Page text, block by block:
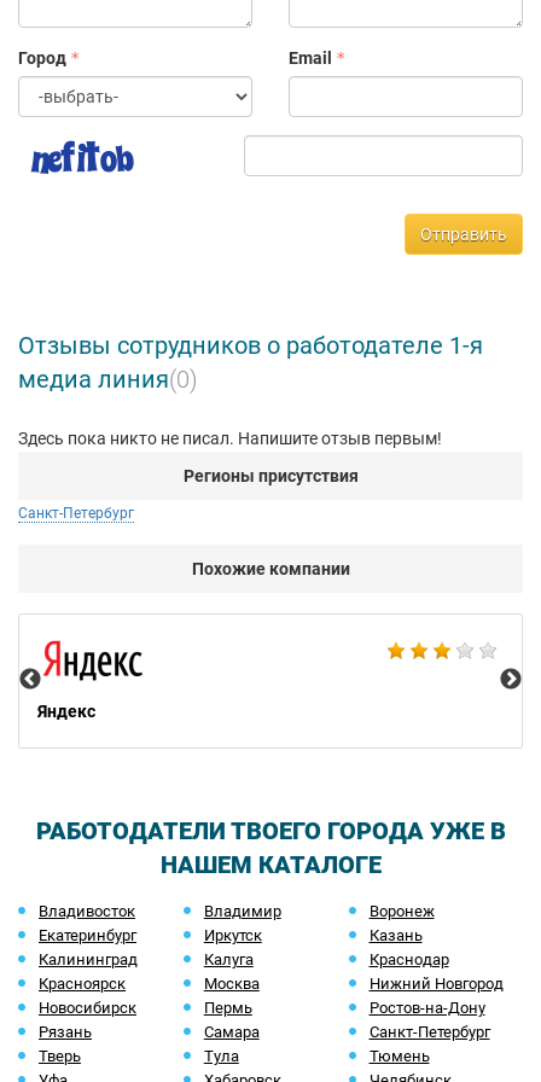
Город Email
Отправить
Отзывы сотрудников о работодателе 1-я
медиа линия(0)
Здесь пока никто не писал. Напишите отзыв первым!
Регионы присутствия
Санкт-Петербург
Похожие компании
Яндекс
РАБОТОДАТЕЛИ ТВОЕГО ГОРОДА УЖЕ В
НАШЕМ КАТАЛОГЕ
Владивосток Владимир
Воронеж
Екатеринбург
Иркутск
Казань
Калининград
Калуга
Краснодар
Красноярск
Москва
Нижний Новгород
Новосибирск
Пермь
Ростов-на-Дону
Рязань
Самара
Санкт-Петербург
Тверь
Тула
Тюмень